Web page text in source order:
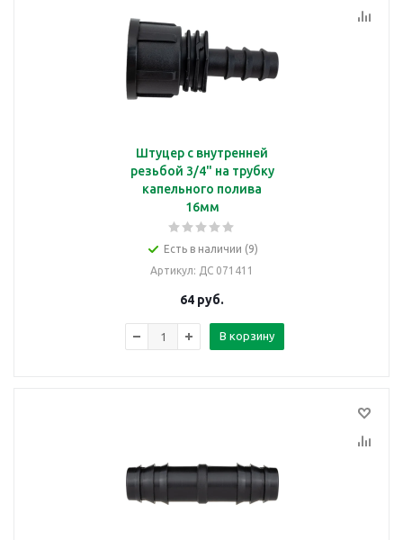
Штуцер с внутренней
резьбой 3/4" на трубку
капельного полива
16мм
Есть в наличии (9)
Артикул: ДС 071411
64 руб.
В корзину